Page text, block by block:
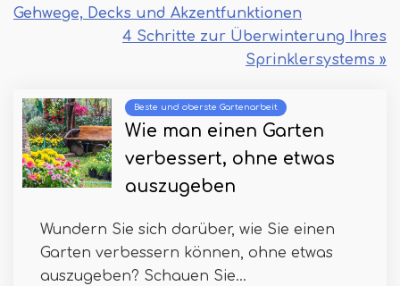
Gehwege, Decks und Akzentfunktionen
4 Schritte zur Überwinterung Ihres
Sprinklersystems »
Beste und oberste Gartenarbeit
Wie man einen Garten
verbessert, ohne etwas
auszugeben
Wundern Sie sich darüber, wie Sie einen
Garten verbessern können, ohne etwas
auszugeben? Schauen Sie...